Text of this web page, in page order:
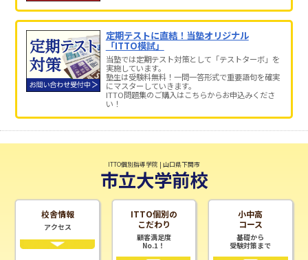
定期テストに直結！当塾オリジナル
「ITTO模試」
当塾では定期テスト対策として「テストターボ」を
実施しています。
塾生は受験料無料！一問一答形式で重要語句を確実
にマスターしていきます。
ITTO問題集のご購入はこちらからお申込みくださ
い！
ITTO個別指導学院 | 山口県下関市
市立大学前校
校舎情報
アクセス
ITTO個別の
こだわり
顧客満足度
No.1！
小中高
コース
基礎から
受験対策まで